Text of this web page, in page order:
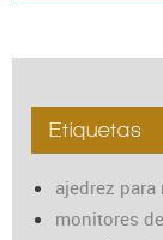
Etiquetas
ajedrez para
monitores